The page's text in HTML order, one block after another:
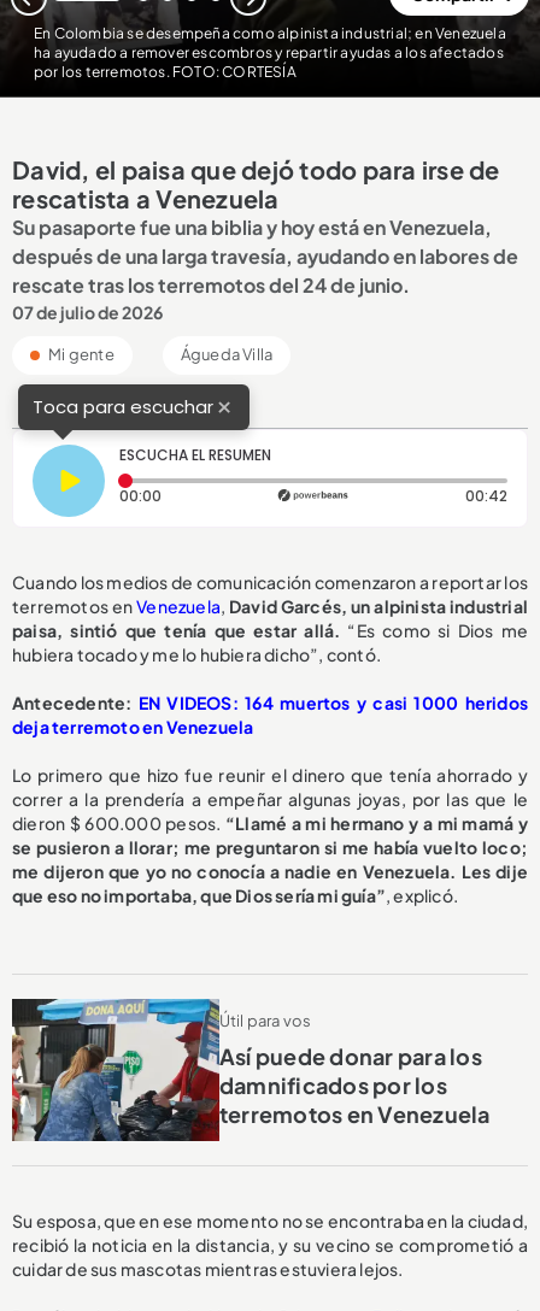
En Colombia se desempeña como alpinista industrial; en Venezuela
ha ayudado a remover escombros y repartir ayudas a los afectados
por los terremotos. FOTO: CORTESÍA
David, el paisa que dejó todo para irse de
rescatista a Venezuela
Su pasaporte fue una biblia y hoy está en Venezuela,
después de una larga travesía, ayudando en labores de
rescate tras los terremotos del 24 de junio.
07 de julio de 2026
Mi gente Águeda Villa
Toca para escuchar×
ESCUCHA EL RESUMEN
00:00 Tiempo transcurrido: 0 segundos 00:42
Cuando los medios de comunicación comenzaron a reportar los
terremotos enVenezuela, David Garcés, un alpinista industrial
paisa, sintió que tenía que estar allá. “Es como si Dios me
hubiera tocado y me lo hubiera dicho”, contó.
Antecedente: EN VIDEOS: 164 muertos y casi 1000 heridos
deja terremoto en Venezuela
Lo primero que hizo fue reunir el dinero que tenía ahorrado y
correr a la prendería a empeñar algunas joyas, por las que le
dieron $ 600.000 pesos. “Llamé a mi hermano y a mi mamá y
se pusieron a llorar; me preguntaron si me había vuelto loco;
me dijeron que yo no conocía a nadie en Venezuela. Les dije
que eso no importaba, que Dios sería mi guía”, explicó.
Útil para vos
Así puede donar para los
damnificados por los
terremotos en Venezuela
Su esposa, que en ese momento no se encontraba en la ciudad,
recibió la noticia en la distancia, y su vecino se comprometió a
cuidar de sus mascotas mientras estuviera lejos.